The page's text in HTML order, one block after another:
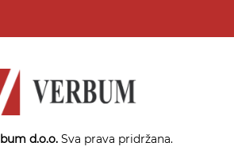
d.o.o. Sva prava pridržana.